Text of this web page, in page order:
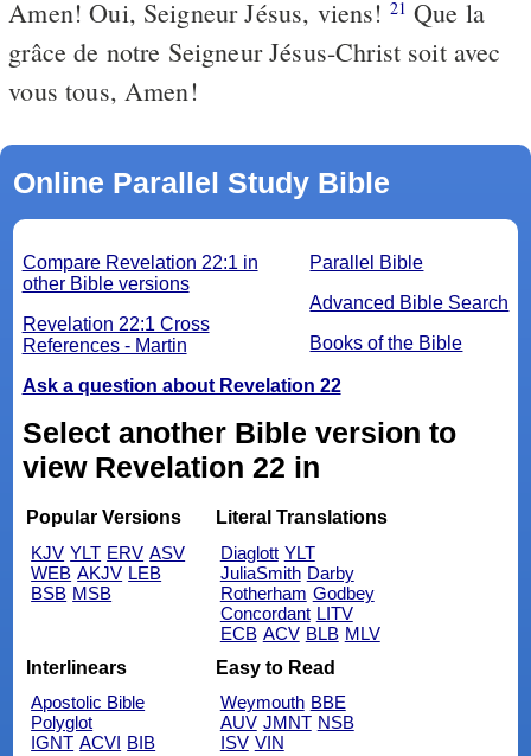
Amen! Oui, Seigneur Jésus, viens! 21 Que la
grâce de notre Seigneur Jésus-Christ soit avec
vous tous, Amen!
Online Parallel Study Bible
Parallel Bible
Advanced Bible Search
Books of the Bible
Compare Revelation 22:1 in
other Bible versions
Revelation 22:1 Cross
References - Martin
Ask a question about Revelation 22
Select another Bible version to
view Revelation 22 in
Popular Versions
KJV YLT ERV ASV
WEB AKJV LEB
BSB MSB
Literal Translations
Diaglott YLT
JuliaSmith Darby
Rotherham Godbey
Concordant LITV
ECB ACV BLB MLV
Interlinears
Apostolic Bible
Polyglot
IGNT ACVI BIB
Easy to Read
Weymouth BBE
AUV JMNT NSB
ISV VIN